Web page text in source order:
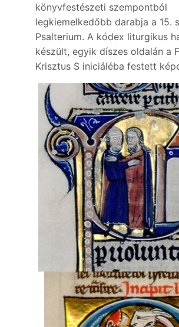
könyvfestészeti szempontból
legkiemelkedőbb darabja a 15.
Psalterium. A kódex liturgikus
készült, egyik díszes oldalán a
Krisztus S iniciáléba festett